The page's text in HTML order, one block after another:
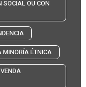
SOCIAL OU CON
MINORÍA ÉTNICA